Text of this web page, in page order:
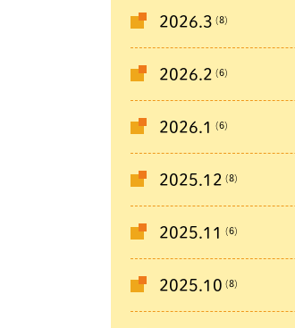
2026.3 (8)
2026.2 (6)
2026.1 (6)
2025.12 (8)
2025.11 (6)
2025.10 (8)